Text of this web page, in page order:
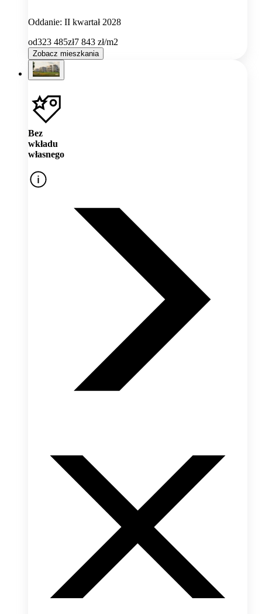
Oddanie: II kwartał 2028
od323 485zł7 843 zł/m2
Zobacz mieszkania
Bez
wkładu
własnego